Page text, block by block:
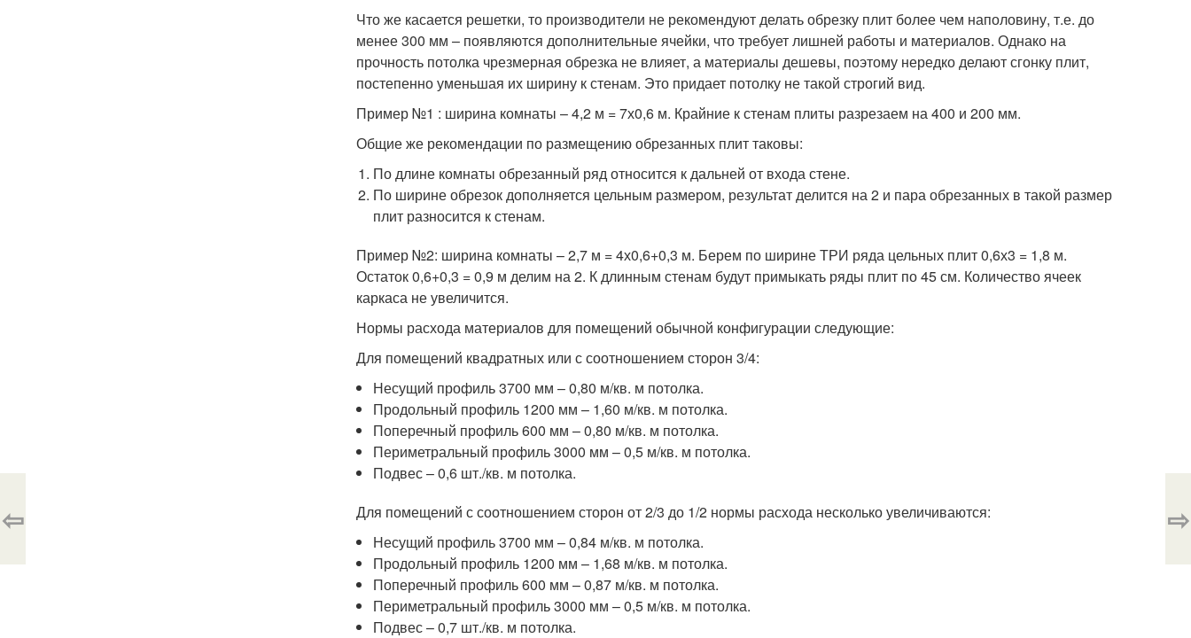
Что же касается решетки, то производители не рекомендуют делать обрезку плит более чем наполовину, т.е. до
менее 300 мм – появляются дополнительные ячейки, что требует лишней работы и материалов. Однако на
прочность потолка чрезмерная обрезка не влияет, а материалы дешевы, поэтому нередко делают сгонку плит,
постепенно уменьшая их ширину к стенам. Это придает потолку не такой строгий вид.
Пример №1 : ширина комнаты – 4,2 м = 7х0,6 м. Крайние к стенам плиты разрезаем на 400 и 200 мм.
Общие же рекомендации по размещению обрезанных плит таковы:
По длине комнаты обрезанный ряд относится к дальней от входа стене.
По ширине обрезок дополняется цельным размером, результат делится на 2 и пара обрезанных в такой размер
плит разносится к стенам.
Пример №2: ширина комнаты – 2,7 м = 4х0,6+0,3 м. Берем по ширине ТРИ ряда цельных плит 0,6х3 = 1,8 м.
Остаток 0,6+0,3 = 0,9 м делим на 2. К длинным стенам будут примыкать ряды плит по 45 см. Количество ячеек
каркаса не увеличится.
Нормы расхода материалов для помещений обычной конфигурации следующие:
Для помещений квадратных или с соотношением сторон 3/4:
Несущий профиль 3700 мм – 0,80 м/кв. м потолка.
Продольный профиль 1200 мм – 1,60 м/кв. м потолка.
Поперечный профиль 600 мм – 0,80 м/кв. м потолка.
Периметральный профиль 3000 мм – 0,5 м/кв. м потолка.
Подвес – 0,6 шт./кв. м потолка.
Для помещений с соотношением сторон от 2/3 до 1/2 нормы расхода несколько увеличиваются:
Несущий профиль 3700 мм – 0,84 м/кв. м потолка.
Продольный профиль 1200 мм – 1,68 м/кв. м потолка.
Поперечный профиль 600 мм – 0,87 м/кв. м потолка.
Периметральный профиль 3000 мм – 0,5 м/кв. м потолка.
Подвес – 0,7 шт./кв. м потолка.
⇦ ⇨